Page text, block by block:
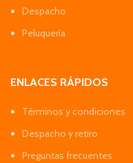
Despacho
Peluquería
ENLACES RÁPIDOS
Términos y condiciones
Despacho y retiro
Preguntas frecuentes